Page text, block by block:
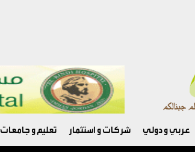
عربي و دولي شركات و استثمار تعليم و جامعات